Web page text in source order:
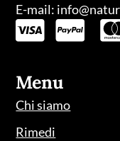
E-mail:
Menu
Chi siamo
Rimedi